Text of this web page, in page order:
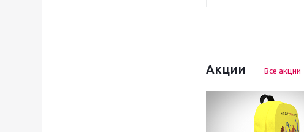
Акции Все акции